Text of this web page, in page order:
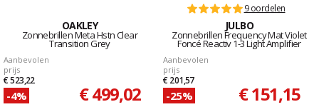
OAKLEY
Zonnebrillen Meta Hstn Clear
Transition Grey
Aanbevolen
prijs
€ 523,22
-4% € 499,02
9 oordelen
JULBO
Zonnebrillen Frequency Mat Violet
Foncé Reactiv 1-3 Light Amplifier
Aanbevolen
prijs
€ 201,57
-25% € 151,15